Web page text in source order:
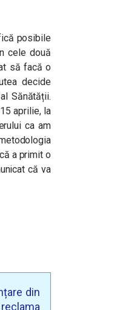
posibile
cele două
să facă o
decide
Sănătății.
aprilie, la
ca am
a primit o
că va
din